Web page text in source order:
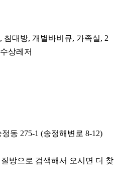
대방, 개별바비큐, 가족실, 2
상레저
동 275-1 (송정해변로 8-12)
방으로 검색해서 오시면 더 찾